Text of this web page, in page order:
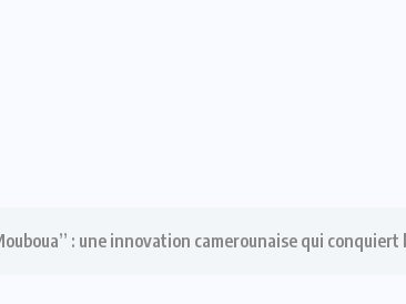
: une innovation camerounaise qui conquiert